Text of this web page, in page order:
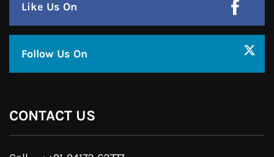
Click to accept marketing cookies and